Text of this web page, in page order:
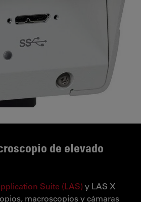
de elevado
Suite (LAS) y LAS X
macroscopios y cámaras